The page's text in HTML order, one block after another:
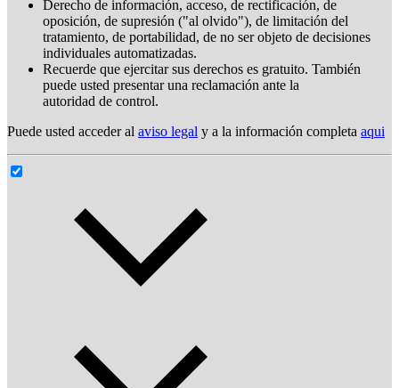
Derecho de información, acceso, de rectificación, de
oposición, de supresión ("al olvido"), de limitación del
tratamiento, de portabilidad, de no ser objeto de decisiones
individuales automatizadas.
Recuerde que ejercitar sus derechos es gratuito. También
puede usted presentar una reclamación ante la
autoridad de control.
Puede usted acceder al aviso legal y a la información completa aqui